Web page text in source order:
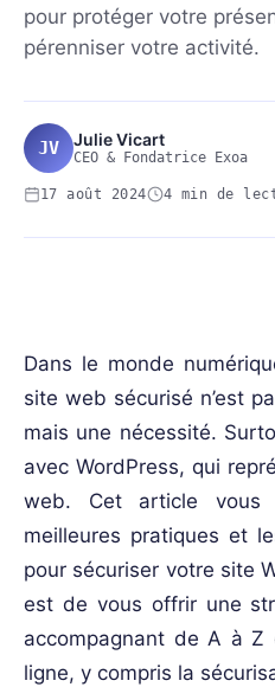
pour protéger votre
pérenniser votre activité.
JV Julie Vicart
CEO & Fondatrice Exoa
17 août 2024 4 min de
Dans le monde
site web sécurisé n’est
mais une nécessité.
avec WordPress, qui
web. Cet article vous
meilleures pratiques et
pour sécuriser votre site
est de vous offrir une
accompagnant de A à Z
ligne, y compris la